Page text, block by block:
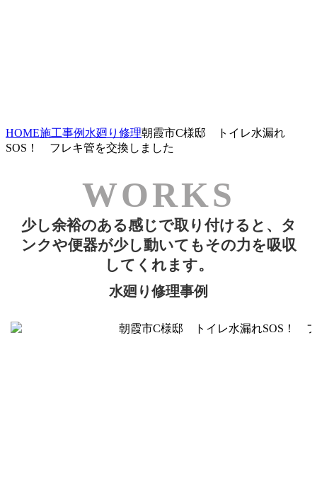
HOME施工事例 水廻り修理朝霞市C様邸 トイレ水漏れ
SOS！ フレキ管を交換しました
少し余裕のある感じで取り付けると、タ
ンクや便器が少し動いてもその力を吸収
してくれます。
水廻り修理事例